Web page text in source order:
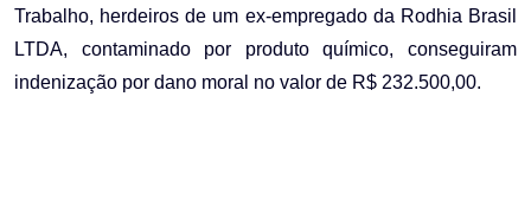
Trabalho, herdeiros de um ex-empregado da Rodhia Brasil
LTDA, contaminado por produto químico, conseguiram
indenização por dano moral no valor de R$ 232.500,00.